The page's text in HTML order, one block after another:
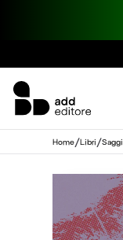
Home/Libri/Saggi